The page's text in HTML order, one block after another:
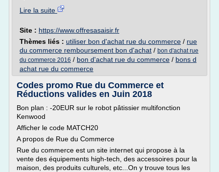
Lire la suite
Site : https://www.offresasaisir.fr
Thèmes liés : utiliser bon d'achat rue du commerce / rue
du commerce remboursement bon d'achat / bon d'achat rue
du commerce 2016 / bon d'achat rue du commerce / bons d
achat rue du commerce
Codes promo Rue du Commerce et
Réductions valides en Juin 2018
Bon plan : -20EUR sur le robot pâtissier multifonction
Kenwood
Afficher le code MATCH20
A propos de Rue du Commerce
Rue du commerce est un site internet qui propose à la
vente des équipements high-tech, des accessoires pour la
maison, des produits culturels, etc...On y trouve tous les